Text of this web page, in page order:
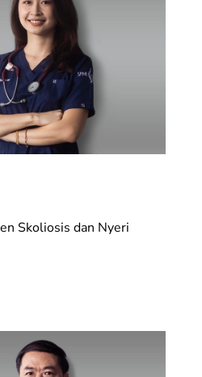
Skoliosis dan Nyeri